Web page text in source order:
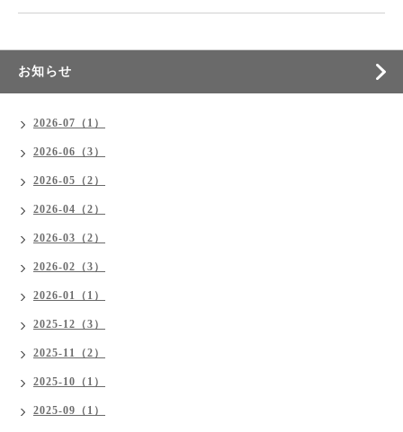
お知らせ
2026-07（1）
2026-06（3）
2026-05（2）
2026-04（2）
2026-03（2）
2026-02（3）
2026-01（1）
2025-12（3）
2025-11（2）
2025-10（1）
2025-09（1）